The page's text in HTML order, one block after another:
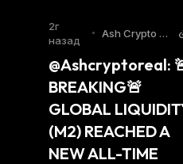
2г
назад
• Ash Crypto T
@Ashcryptoreal:
BREAKING🚨
GLOBAL
(M2) REACHED A
NEW ALL-TIME